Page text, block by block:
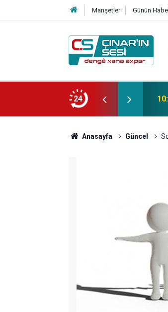
Manşetler Günün
24
Demîr: Divê di derbarê mesela Kurd de
Anasayfa Güncel